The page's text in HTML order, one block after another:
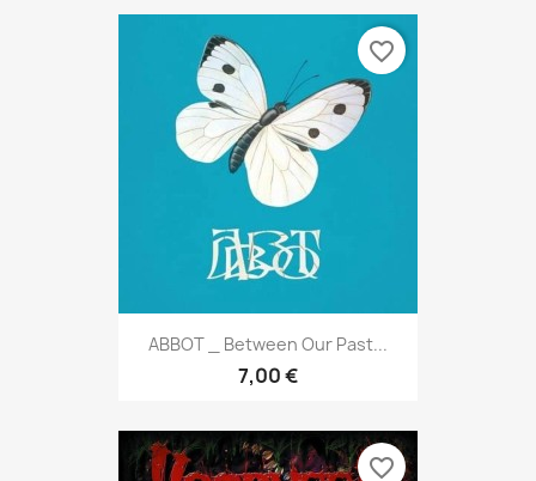
ABBOT _ Between Our Past...
7,00 €
favorite_border
favorite_border